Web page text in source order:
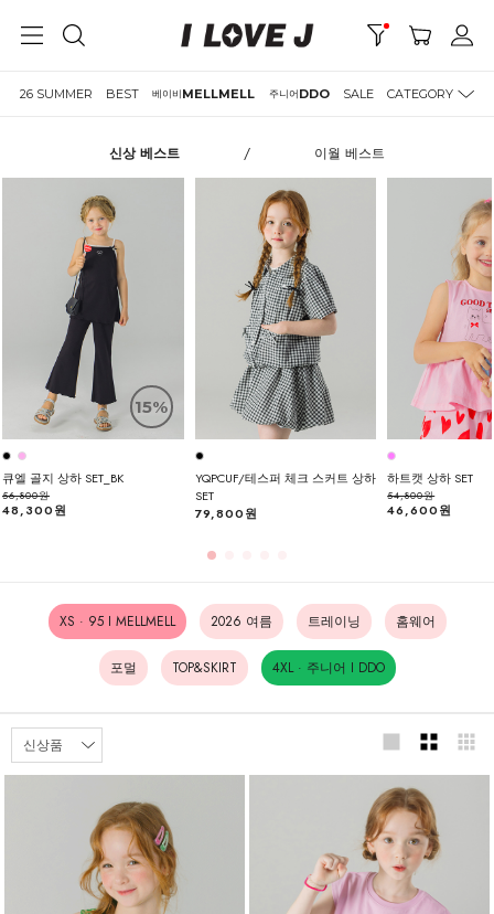
26 SUMMER BEST 베이비MELLMELL 주니어DDO SALE CATEGORY
신상 베스트 / 이월 베스트
15%
큐엘 골지 상하 SET_BK
56,800원
48,300원
YQPCUF/테스퍼 체크 스커트 상하
SET
79,800원
하트캣 상하 SET
54,800원
46,600원
XS · 95 I MELLMELL 2026 여름 트레이닝 홈웨어
포멀 TOP&SKIRT 4XL · 주니어 I DDO